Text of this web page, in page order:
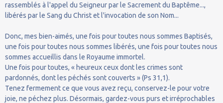
rassemblés à l'appel du Seigneur par le Sacrement du Baptême...,
libérés par le Sang du Christ et l'invocation de son Nom...
Donc, mes bien-aimés, une fois pour toutes nous sommes Baptisés,
une fois pour toutes nous sommes libérés, une fois pour toutes nous
sommes accueillis dans le Royaume immortel.
Une fois pour toutes, « heureux ceux dont les crimes sont
pardonnés, dont les péchés sont couverts » (Ps 31,1).
Tenez fermement ce que vous avez reçu, conservez-le pour votre
joie, ne péchez plus. Désormais, gardez-vous purs et irréprochables